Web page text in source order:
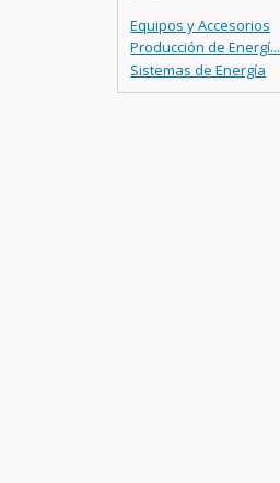
Equipos y Accesorios
Producción de Energí...
Sistemas de Energía